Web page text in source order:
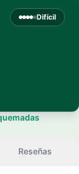
Difícil
Reseñas